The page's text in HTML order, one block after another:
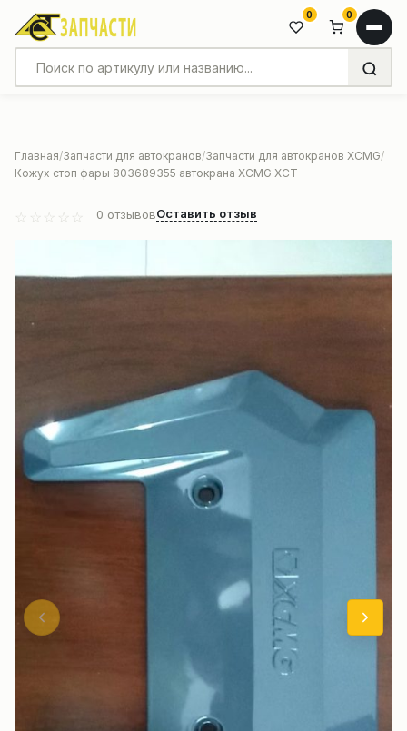
0 0
Главная Запчасти для автокранов Запчасти для автокранов XCMG
Кожух стоп фары 803689355 автокрана XCMG XCT
0 отзывовОставить отзыв